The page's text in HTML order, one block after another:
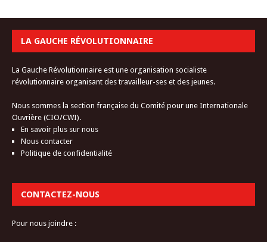
LA GAUCHE RÉVOLUTIONNAIRE
La Gauche Révolutionnaire est une organisation socialiste
révolutionnaire organisant des travailleur-ses et des jeunes.
Nous sommes la section française du Comité pour une Internationale
Ouvrière (CIO/CWI).
En savoir plus sur nous
Nous contacter
Politique de confidentialité
CONTACTEZ-NOUS
Pour nous joindre :